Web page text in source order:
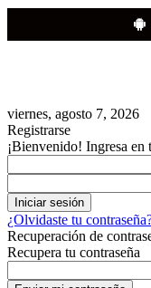
viernes, agosto 7, 2026
Registrarse
¡Bienvenido! Ingresa en
¿Olvidaste tu
Recuperación de
Recupera tu contraseña